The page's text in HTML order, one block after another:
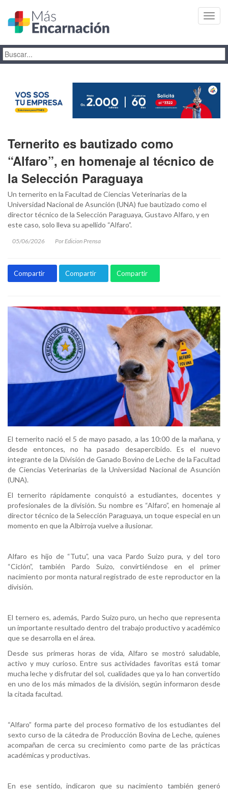
Ternerito es bautizado como
“Alfaro”, en homenaje al técnico de
la Selección Paraguaya
Un ternerito en la Facultad de Ciencias Veterinarias de la
Universidad Nacional de Asunción (UNA) fue bautizado como el
director técnico de la Selección Paraguaya, Gustavo Alfaro, y en
este caso, solo lleva su apellido “Alfaro”.
05/06/2026 Por Edicion Prensa
Compartir Compartir Compartir
El ternerito nació el 5 de mayo pasado, a las 10:00 de la mañana, y
desde entonces, no ha pasado desapercibido. Es el nuevo
integrante de la División de Ganado Bovino de Leche de la Facultad
de Ciencias Veterinarias de la Universidad Nacional de Asunción
(UNA).
El ternerito rápidamente conquistó a estudiantes, docentes y
profesionales de la división. Su nombre es “Alfaro”, en homenaje al
director técnico de la Selección Paraguaya, un toque especial en un
momento en que la Albirroja vuelve a ilusionar.
Alfaro es hijo de “Tutu”, una vaca Pardo Suizo pura, y del toro
“Ciclón”, también Pardo Suizo, convirtiéndose en el primer
nacimiento por monta natural registrado de este reproductor en la
división.
El ternero es, además, Pardo Suizo puro, un hecho que representa
un importante resultado dentro del trabajo productivo y académico
que se desarrolla en el área.
Desde sus primeras horas de vida, Alfaro se mostró saludable,
activo y muy curioso. Entre sus actividades favoritas está tomar
mucha leche y disfrutar del sol, cualidades que ya lo han convertido
en uno de los más mimados de la división, según informaron desde
la citada facultad.
“Alfaro” forma parte del proceso formativo de los estudiantes del
sexto curso de la cátedra de Producción Bovina de Leche, quienes
acompañan de cerca su crecimiento como parte de las prácticas
académicas y productivas.
En ese sentido, indicaron que su nacimiento también generó